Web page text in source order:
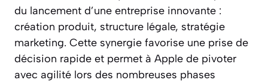
du lancement d’une entreprise innovante :
création produit, structure légale, stratégie
marketing. Cette synergie favorise une prise de
décision rapide et permet à Apple de pivoter
avec agilité lors des nombreuses phases